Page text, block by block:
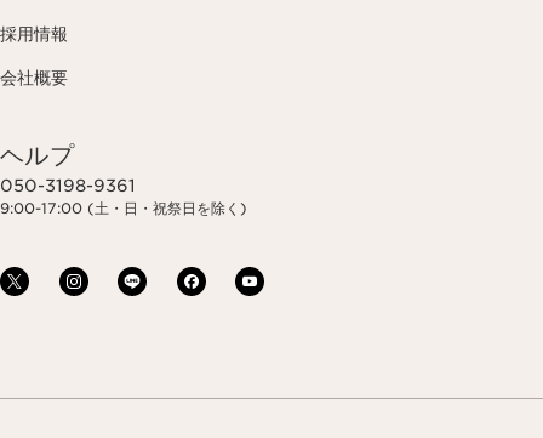
採用情報
会社概要
ヘルプ
050-3198-9361
9:00-17:00 (土・日・祝祭日を除く)